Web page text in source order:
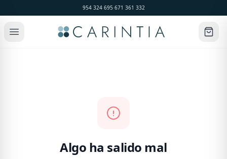
954 324 695·671 361 332
Algo ha salido mal